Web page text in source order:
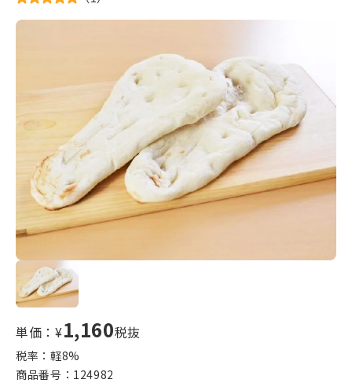
単価：¥1,160税抜
税率：軽8%
商品番号： 124982